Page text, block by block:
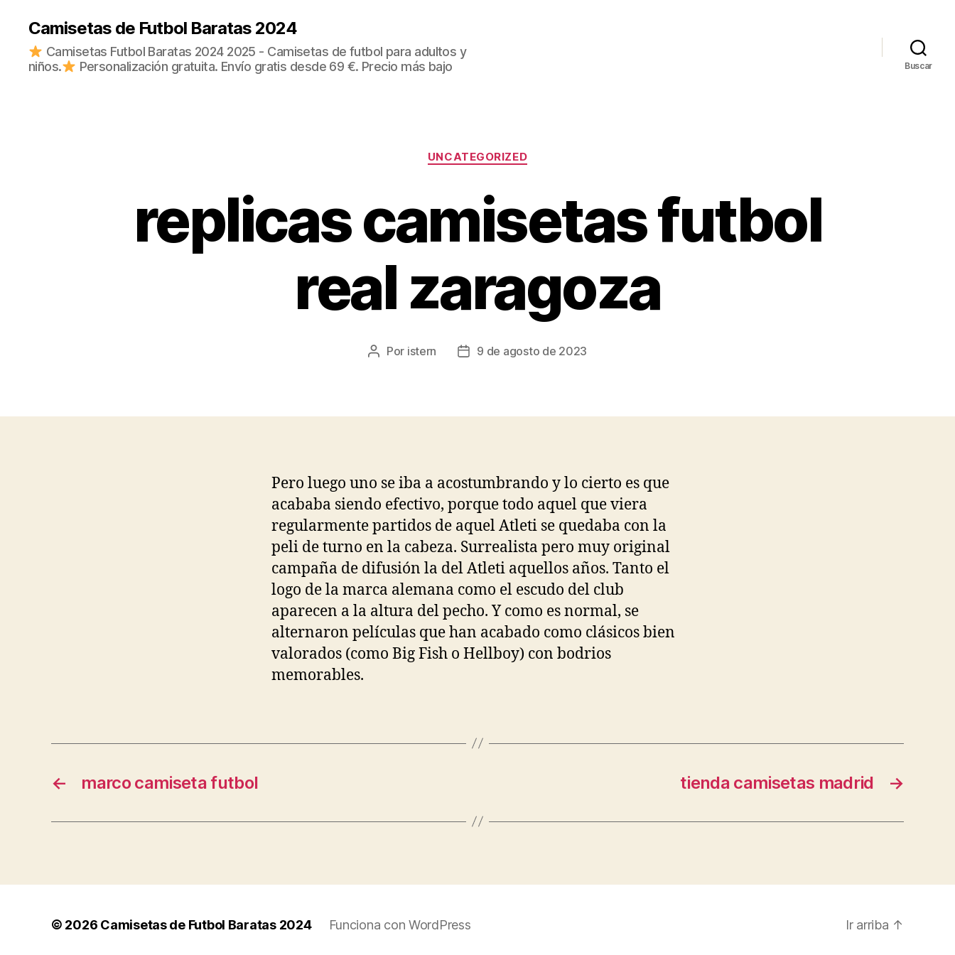
Camisetas de Futbol Baratas 2024
Camisetas Futbol Baratas 2024 2025 - Camisetas de futbol para adultos y
niños.
Personalización gratuita. Envío gratis desde 69 €. Precio más bajo Buscar
Categorías
UNCATEGORIZED
replicas camisetas futbol
real zaragoza
Autor
Por istern
Fecha9 de agosto de 2023
Pero luego uno se iba a acostumbrando y lo cierto es que
acababa siendo efectivo, porque todo aquel que viera
regularmente partidos de aquel Atleti se quedaba con la
peli de turno en la cabeza. Surrealista pero muy original
campaña de difusión la del Atleti aquellos años. Tanto el
logo de la marca alemana como el escudo del club
aparecen a la altura del pecho. Y como es normal, se
alternaron películas que han acabado como clásicos bien
valorados (como Big Fish o Hellboy) con bodrios
memorables.
← marco camiseta futbol →
tienda camisetas madrid
© 2026 Camisetas de Futbol Baratas 2024 Funciona con WordPress Ir arriba ↑